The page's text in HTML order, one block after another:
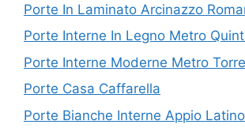
Porte In Laminato Arcinazzo
Porte Interne In Legno Metro
Porte Interne Moderne Metro
Porte Casa Caffarella
Porte Bianche Interne Appio Latino